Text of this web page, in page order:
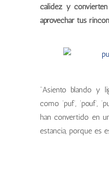
calidez y
aprovechar tus
“Asiento blando y
como ‘puf’, ‘pouf’,
han convertido en
estancia, porque es